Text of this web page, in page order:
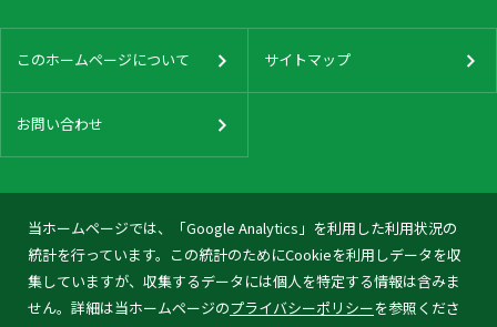
当ホームページでは、「Google Analytics」を利用した利用状況の
統計を行っています。この統計のためにCookieを利用しデータを収
集していますが、収集するデータには個人を特定する情報は含みま
せん。詳細は当ホームページのプライバシーポリシーを参照くださ
このホームページについて サイトマップ
お問い合わせ